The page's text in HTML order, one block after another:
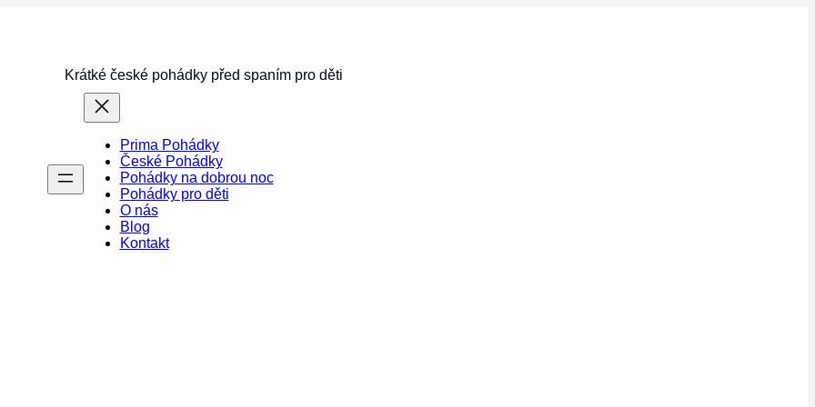
Krátké české pohádky před spaním pro děti
Prima Pohádky
České Pohádky
Pohádky na dobrou noc
Pohádky pro děti
O nás
Blog
Kontakt